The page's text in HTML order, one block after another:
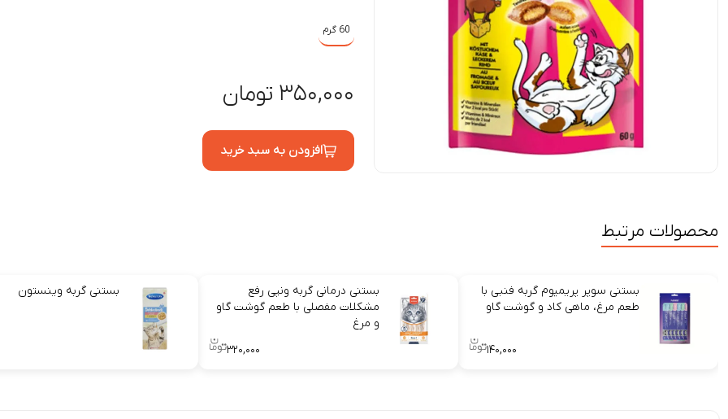
60 گرم
۳۵۰,۰۰۰ تومان
افزودن به سبد خرید
محصولات مرتبط
بستنی سوپر پریمیوم گربه فنبی با
طعم مرغ، ماهی کاد و گوشت گاو
۱۴۰,۰۰۰
بستنی درمانی گربه ونپی رفع
مشکلات مفصلی با طعم گوشت گاو
و مرغ
۳۲۰,۰۰۰
بستنی گربه وینستون